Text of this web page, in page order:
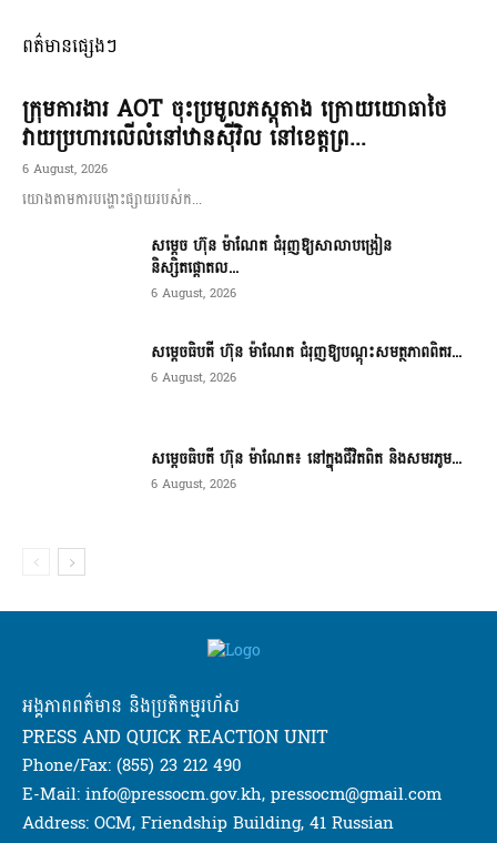
ពត៌មានផ្សេងៗ
ក្រុមការងារ AOT ចុះប្រមូលភស្តុតាង ក្រោយយោធាថៃ
វាយប្រហារលើលំនៅឋានស៊ីវិល នៅខេត្តព្រ...
6 August, 2026
យោងតាមការបង្ហោះផ្សាយរបស់ក...
សម្តេច ហ៊ុន ម៉ាណែត ជំរុញឱ្យសាលាបង្រៀន
និស្សិតផ្តោតល...
6 August, 2026
សម្តេចធិបតី ហ៊ុន ម៉ាណែត ជំរុញឱ្យបណ្តុះសមត្ថភាពពិតរ...
6 August, 2026
សម្តេចធិបតី ហ៊ុន ម៉ាណែត៖ នៅក្នុងជីវិតពិត និងសមរភូម...
6 August, 2026
អង្គភាពពត៌មាន និងប្រតិកម្មរហ័ស
PRESS AND QUICK REACTION UNIT
Phone/Fax: (855) 23 212 490
E-Mail: info@pressocm.gov.kh, pressocm@gmail.com
Address: OCM, Friendship Building, 41 Russian